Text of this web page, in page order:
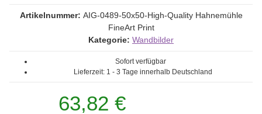
Artikelnummer: AIG-0489-50x50-High-Quality Hahnemühle
FineArt Print
Kategorie: Wandbilder
Sofort verfügbar
Lieferzeit: 1 - 3 Tage innerhalb Deutschland
63,82 €